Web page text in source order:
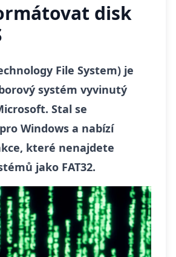
disk
File System) je
systém vyvinutý
Stal se
Windows a nabízí
které nenajdete
jako FAT32.